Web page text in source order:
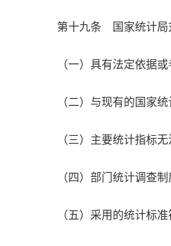
第十九条 国家统计局
（一）具有法定依据
（二）与现有的国家
（三）主要统计指标
（四）部门统计调查
（五）采用的统计标